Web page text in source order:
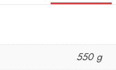
550 g